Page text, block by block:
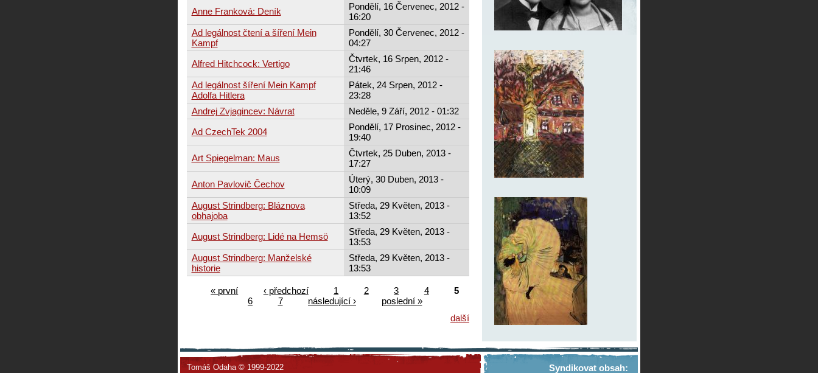
Anne Franková: Deník
Pondělí, 16 Červenec, 2012 -
16:20
Ad legálnost čtení a šíření Mein
Kampf
Pondělí, 30 Červenec, 2012 -
04:27
Alfred Hitchcock: Vertigo
Čtvrtek, 16 Srpen, 2012 -
21:46
Ad legálnost šíření Mein Kampf
Adolfa Hitlera
Pátek, 24 Srpen, 2012 -
23:28
Andrej Zvjagincev: Návrat
Neděle, 9 Září, 2012 - 01:32
Ad CzechTek 2004
Pondělí, 17 Prosinec, 2012 -
19:40
Art Spiegelman: Maus
Čtvrtek, 25 Duben, 2013 -
17:27
Anton Pavlovič Čechov
Úterý, 30 Duben, 2013 -
10:09
August Strindberg: Bláznova
obhajoba
Středa, 29 Květen, 2013 -
13:52
August Strindberg: Lidé na Hemsö
Středa, 29 Květen, 2013 -
13:53
August Strindberg: Manželské
historie
Středa, 29 Květen, 2013 -
13:53
« první ‹ předchozí 1 2 3 4
5
6
7 následující ›
poslední »
další
Tomáš Odaha © 1999-2022 Syndikovat obsah: